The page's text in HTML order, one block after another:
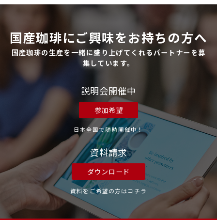
国産珈琲にご興味をお持ちの方へ
国産珈琲の生産を一緒に盛り上げてくれるパートナーを募
集しています。
説明会開催中
参加希望
日本全国で随時開催中！
資料請求
ダウンロード
資料をご希望の方はコチラ